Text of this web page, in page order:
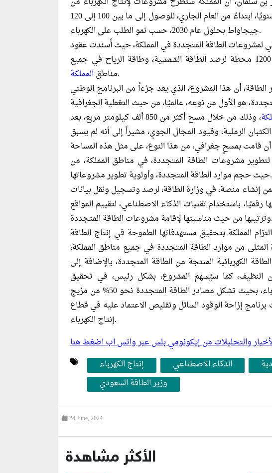
الطاقة المتجددة، بطاقة تبلغ 20 جيجاواط سنويًا، ابتداءً من العام الجاري، للوصول إلى ما بين 100 إلى 120
جيجاواط بحلول عام 2030، حسب نمو الطلب على الكهرباء.
لمشروعات الطاقة المتجددة في المملكة، حيث أُسندت عقود
تنفيذ المشروع إلى شركات وطنية لتركيب 1200 محطة لرصد الطاقة الشمسية، وطاقة الرياح في جميع
مناطقالمملكة
.
أن هذا المشروع، الذي يعد جزءاً من البرنامج الوطني
هو الأول من نوعه، عالميًا، من حيث التغطية الجغرافية
، وذلك من خلال مسح أكثر من 850 ألف كيلومتر مربع، بعد
الرملية، وقيود المجال الجوي، مشيراً إلى أنه لم يسبق
مشروعات الطاقة المتجددة، في مناطق المملكة، من
حيث حجم موارد الطاقة المتجددة، وأولوية تطوير مشروعاتها.
إنشاء منصة، في وزارة الطاقة، لرصد وتسجيل ونقل بيانات
رقميًا، باستخدام تقنيات الذكاء الاصطناعي، لتقييم المواقع
وترتيبها من حيث مناسبتها لإقامة مشروعات الطاقة المتجددة.
المملكة بتحقيق مستهدفاتها الطموحة في إنتاج الطاقة
من موارد الطاقة المتجددة في جميع مناطق المملكة،
الكهربائية المنتجة من الطاقة المتجددة، بالإضافة إلى
النظيف، كما سيُسهم المشروع، بشكل رئيس، في تحقيق
مستهدفات مزيج الطاقة الأمثل لإنتاج الكهرباء، بحيث تشكل مصادر الطاقة المتجددة نحو 50% من مزيج
مستهدفات برنامج إزاحة الوقود السائل وتقليص الاعتماد عليه في قطاع
إنتاج الكهرباء.
والتحليلات من إيكونومي بلس عبر واتس اب اضغط هنا
إنتاج الكهرباء
الذكاء الاصطناعي
وزير الطاقة السعودي
24 June, 2024
الأكثر مشاهدة